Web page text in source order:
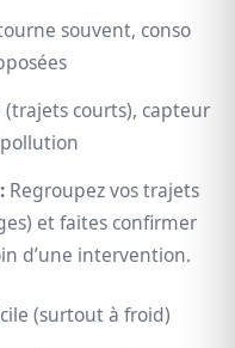
souvent, conso
(trajets courts), capteur
Regroupez vos trajets
et faites confirmer
d’une intervention.
(surtout à froid)